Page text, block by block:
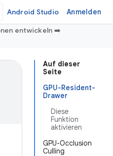
Android Studio Anmelden
entwickeln ➡️
Auf dieser
Seite
GPU-Resident-
Drawer
Diese
Funktion
aktivieren
GPU-Occlusion
Culling